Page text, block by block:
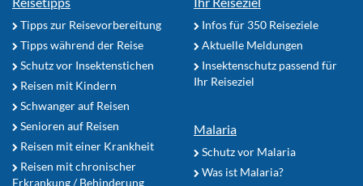
Tipps zur Reisevorbereitung
Tipps während der Reise
Schutz vor Insektenstichen
Reisen mit Kindern
Schwanger auf Reisen
Senioren auf Reisen
Reisen mit einer Krankheit
Reisen mit chronischer
Erkrankung / Behinderung
Infos für 350 Reiseziele
Aktuelle Meldungen
Insektenschutz passend für
Ihr Reiseziel
Malaria
Schutz vor Malaria
Was ist Malaria?